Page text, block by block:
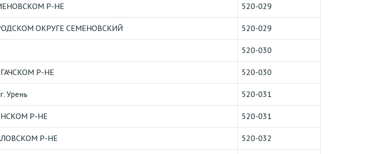
Р-НЕ 520-029
ОКРУГЕ СЕМЕНОВСКИЙ 520-029
520-030
Р-НЕ 520-030
Урень 520-031
Р-НЕ 520-031
Р-НЕ 520-032